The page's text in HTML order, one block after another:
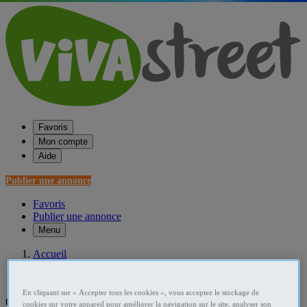
Favoris
Mon compte
Aide
Publier une annonce
Favoris
Publier une annonce
Menu
Accueil
Que recherchez-vous ?
En cliquant sur « Accepter tous les cookies », vous acceptez le stockage de
cookies sur votre appareil pour améliorer la navigation sur le site, analyser son